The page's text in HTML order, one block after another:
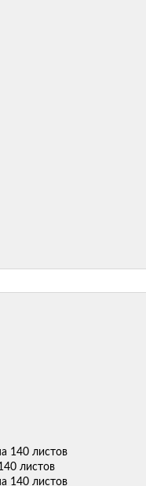
листов